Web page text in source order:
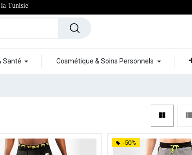
Tunisie
Santé Cosmétique & Soins Personnels
-50%